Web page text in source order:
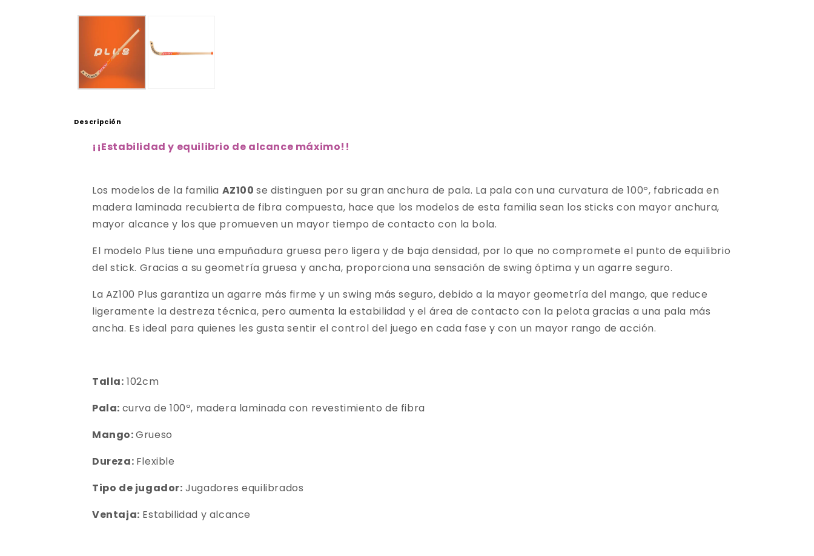
Descripción
¡ ¡Estabilidad y equilibrio de alcance máximo! !
Los modelos de la familia AZ100 se distinguen por su gran anchura de pala. La pala con una curvatura de 100º, fabricada en
madera laminada recubierta de fibra compuesta, hace que los modelos de esta familia sean los sticks con mayor anchura,
mayor alcance y los que promueven un mayor tiempo de contacto con la bola.
El modelo Plus tiene una empuñadura gruesa pero ligera y de baja densidad, por lo que no compromete el punto de equilibrio
del stick. Gracias a su geometría gruesa y ancha, proporciona una sensación de swing óptima y un agarre seguro.
La AZ100 Plus garantiza un agarre más firme y un swing más seguro, debido a la mayor geometría del mango, que reduce
ligeramente la destreza técnica, pero aumenta la estabilidad y el área de contacto con la pelota gracias a una pala más
ancha. Es ideal para quienes les gusta sentir el control del juego en cada fase y con un mayor rango de acción.
Talla: 102cm
Pala: curva de 100º, madera laminada con revestimiento de fibra
Mango:Grueso
Dureza: Flexible
Tipo de jugador: Jugadores equilibrados
Ventaja: Estabilidad y alcance